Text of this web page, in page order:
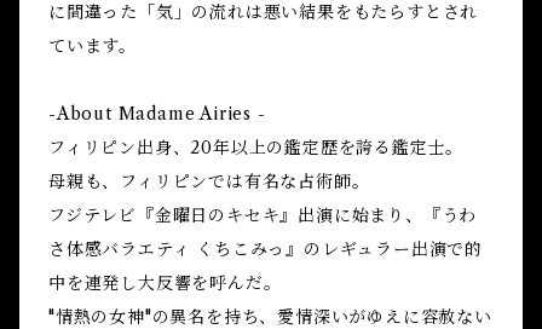
に間違った「気」の流れは悪い結果をもたらすとされ
ています。
-About Madame Airies -
フィリピン出身、20年以上の鑑定歴を誇る鑑定士。
母親も、フィリピンでは有名な占術師。
フジテレビ『金曜日のキセキ』出演に始まり、『うわ
さ体感バラエティ くちこみっ』のレギュラー出演で的
中を連発し大反響を呼んだ。
"情熱の女神"の異名を持ち、愛情深いがゆえに容赦ない